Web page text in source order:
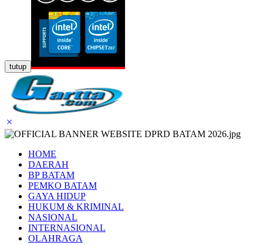
tutup
HOME
DAERAH
BP BATAM
PEMKO BATAM
GAYA HIDUP
HUKUM & KRIMINAL
NASIONAL
INTERNASIONAL
OLAHRAGA